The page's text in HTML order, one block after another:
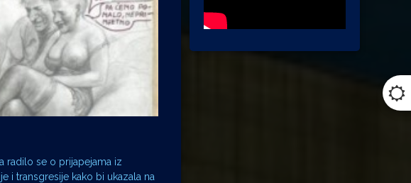
radilo se o prijapejama iz
i transgresije kako bi ukazala na